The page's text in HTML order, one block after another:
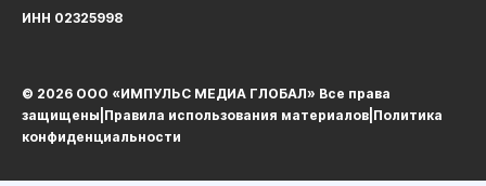
ИНН 02325998
© 2026 ООО «ИМПУЛЬС МЕДИА ГЛОБАЛ» Все права
защищеныㅤ|ㅤ Правила использования материалов Политика
конфиденциальности